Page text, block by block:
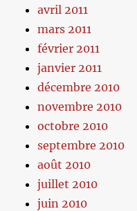
avril 2011
mars 2011
février 2011
janvier 2011
décembre 2010
novembre 2010
octobre 2010
septembre 2010
août 2010
juillet 2010
juin 2010